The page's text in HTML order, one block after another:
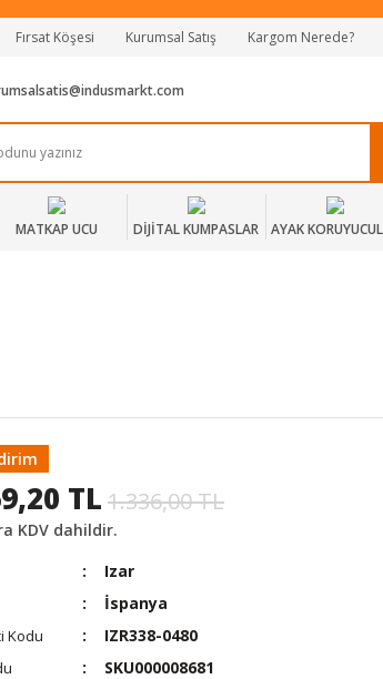
Vade Farksız 2 Taksit!
Teslim & Kolay İade
Fırsat Köşesi Kurumsal Satış Kargom Nerede?
MATKAP UCU DİJİTAL KUMPASLAR AYAK
TL 1.336,00 TL
KDV dahildir.
Izar
İspanya
Kodu IZR338-0480
SKU000008681